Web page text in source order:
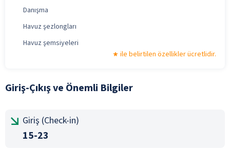
Danışma
Havuz şezlongları
Havuz şemsiyeleri
ile belirtilen özellikler ücretlidir.
Giriş-Çıkış ve Önemli Bilgiler
Giriş (Check-in)
15-23